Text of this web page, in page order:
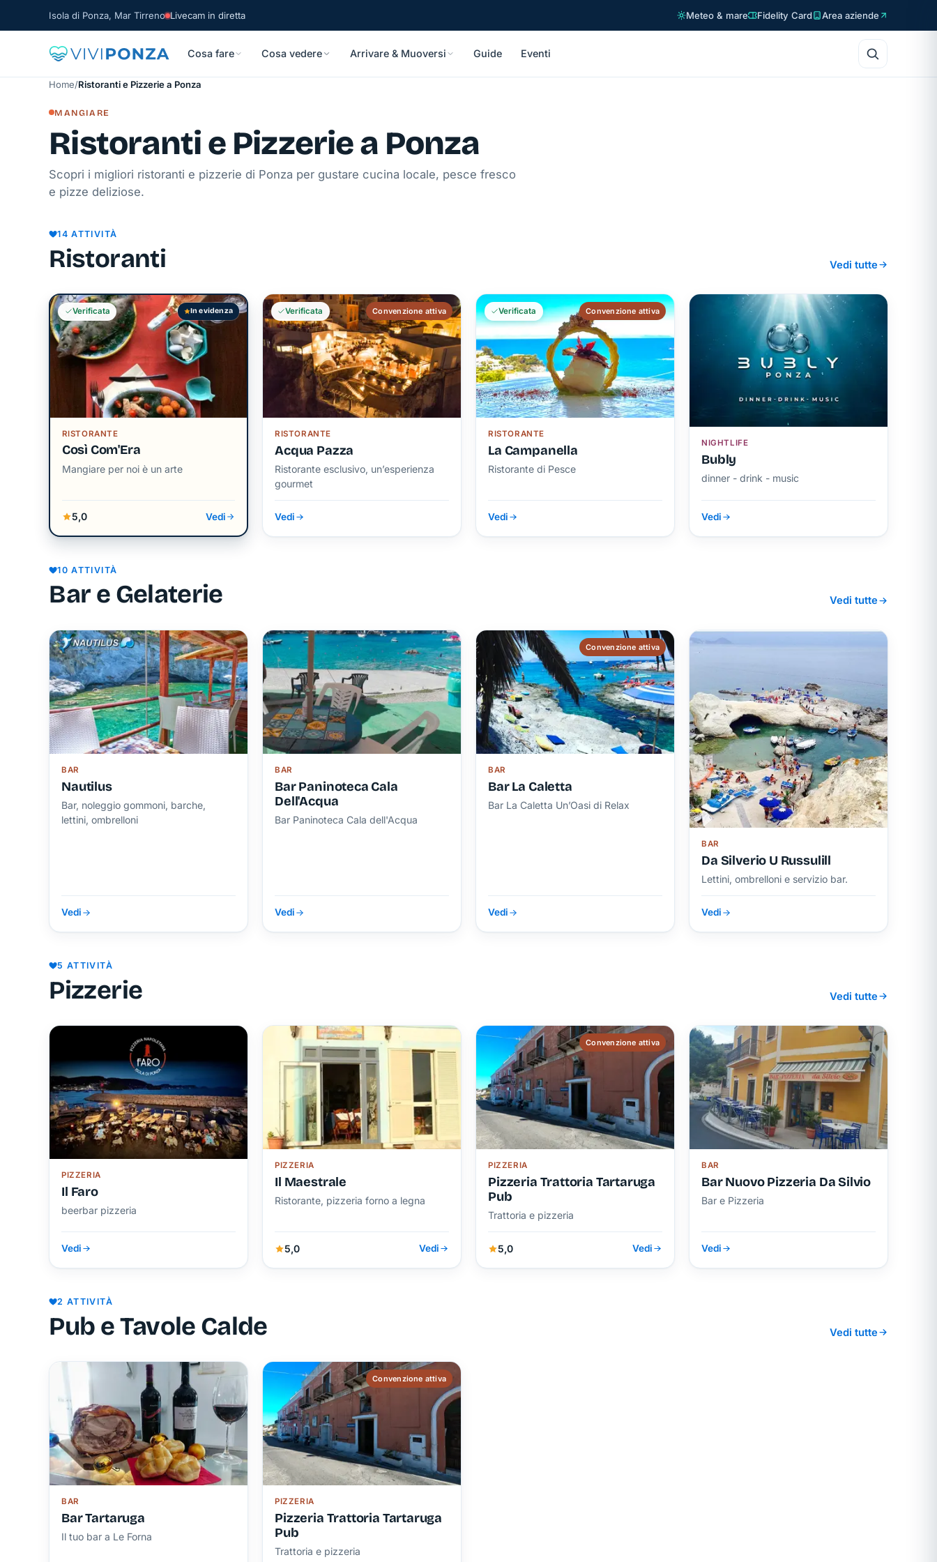
Isola di Ponza, Mar Tirreno Livecam in diretta Meteo & mare Fidelity Card Area aziende
Cosa fare Cosa vedere Arrivare & Muoversi Guide Eventi
Home/Ristoranti e Pizzerie a Ponza
MANGIARE
Ristoranti e Pizzerie a Ponza
Scopri i migliori ristoranti e pizzerie di Ponza per gustare cucina locale, pesce fresco
e pizze deliziose.
14 ATTIVITÀ
Ristoranti Vedi tutte
RISTORANTE
Così Com'Era
Mangiare per noi è un arte
5,0 Vedi
Verificata In evidenza
RISTORANTE
Acqua Pazza
Ristorante esclusivo, un’esperienza
gourmet
Vedi
Verificata Convenzione attiva
RISTORANTE
La Campanella
Ristorante di Pesce
Vedi
Verificata Convenzione attiva
NIGHTLIFE
Bubly
dinner - drink - music
Vedi
10 ATTIVITÀ
Bar e Gelaterie Vedi tutte
BAR
Nautilus
Bar, noleggio gommoni, barche,
lettini, ombrelloni
Vedi
BAR
Bar Paninoteca Cala
Dell'Acqua
Bar Paninoteca Cala dell'Acqua
Vedi
BAR
Bar La Caletta
Bar La Caletta Un’Oasi di Relax
Vedi
Convenzione attiva
BAR
Da Silverio U Russulill
Lettini, ombrelloni e servizio bar.
Vedi
5 ATTIVITÀ
Pizzerie Vedi tutte
PIZZERIA
Il Faro
beerbar pizzeria
Vedi
PIZZERIA
Il Maestrale
Ristorante, pizzeria forno a legna
5,0 Vedi
PIZZERIA
Pizzeria Trattoria Tartaruga
Pub
Trattoria e pizzeria
5,0 Vedi
Convenzione attiva
BAR
Bar Nuovo Pizzeria Da Silvio
Bar e Pizzeria
Vedi
2 ATTIVITÀ
Pub e Tavole Calde Vedi tutte
BAR
Bar Tartaruga
Il tuo bar a Le Forna
PIZZERIA
Pizzeria Trattoria Tartaruga
Pub
Trattoria e pizzeria
Convenzione attiva